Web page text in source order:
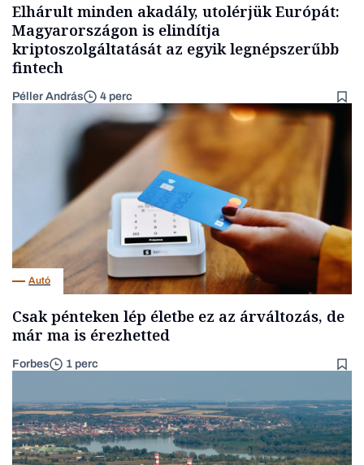
Elhárult minden akadály, utolérjük Európát:
Magyarországon is elindítja
kriptoszolgáltatását az egyik legnépszerűbb
fintech
Péller András 4 perc
Autó
Csak pénteken lép életbe ez az árváltozás, de
már ma is érezhetted
Forbes 1 perc